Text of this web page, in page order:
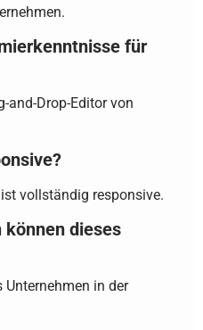
für
and-Drop-Editor von
vollständig responsive.
können dieses
in der